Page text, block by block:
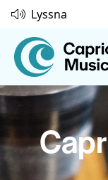
Lyssna